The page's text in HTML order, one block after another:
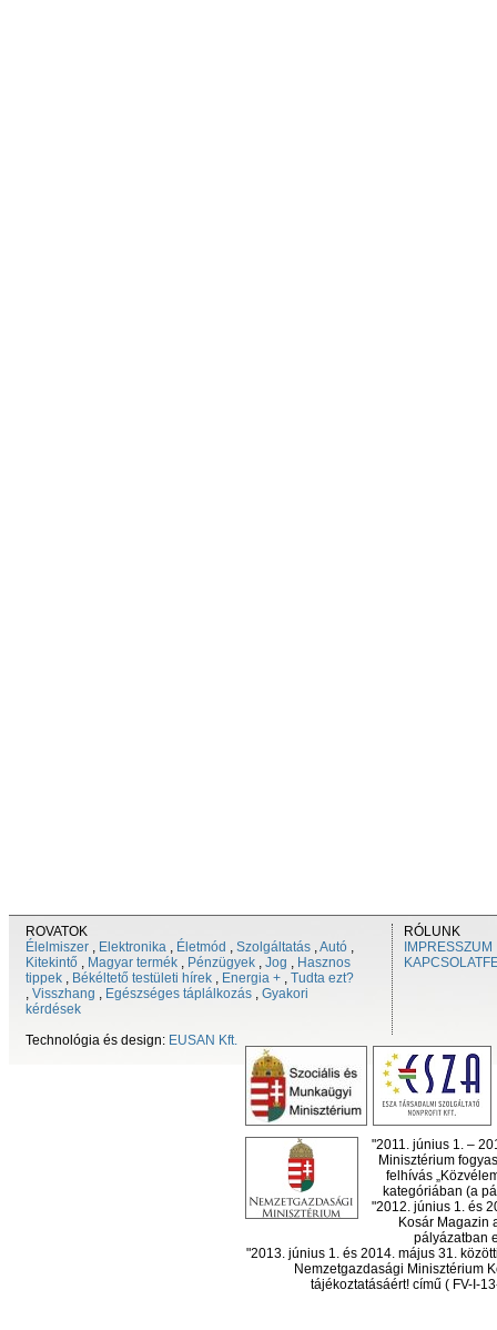
ROVATOK
Élelmiszer , Elektronika , Életmód , Szolgáltatás ,Autó ,
Kitekintő , Magyar termék , Pénzügyek , Jog , Hasznos
tippek , Békéltető testületi hírek , Energia + , Tudta ezt?
, Visszhang , Egészséges táplálkozás , Gyakori
kérdések
Technológia és design: EUSAN Kft.
RÓLUNK
IMPRESSZUM
"2011. június 1. –
Minisztérium
felhívás
kategóriában (a
"2012. június 1. és
Kosár Magazin
pályázatban
"2013. június 1. és 2014. május 31.
Nemzetgazdasági Minisztérium
tájékoztatásáért! című ( FV-I-